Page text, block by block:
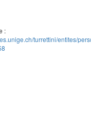
:
turrettini/entites/